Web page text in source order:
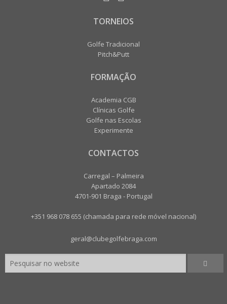
TORNEIOS
Golfe Tradicional
Pitch&Putt
FORMAÇÃO
Academia CGB
Clínicas Golfe
Golfe nas Escolas
Experimente
CONTACTOS
Carregal – Palmeira
Apartado 2084
4701-901 Braga - Portugal
+351 968 078 655 (chamada para rede móvel nacional)
geral@clubegolfebraga.com